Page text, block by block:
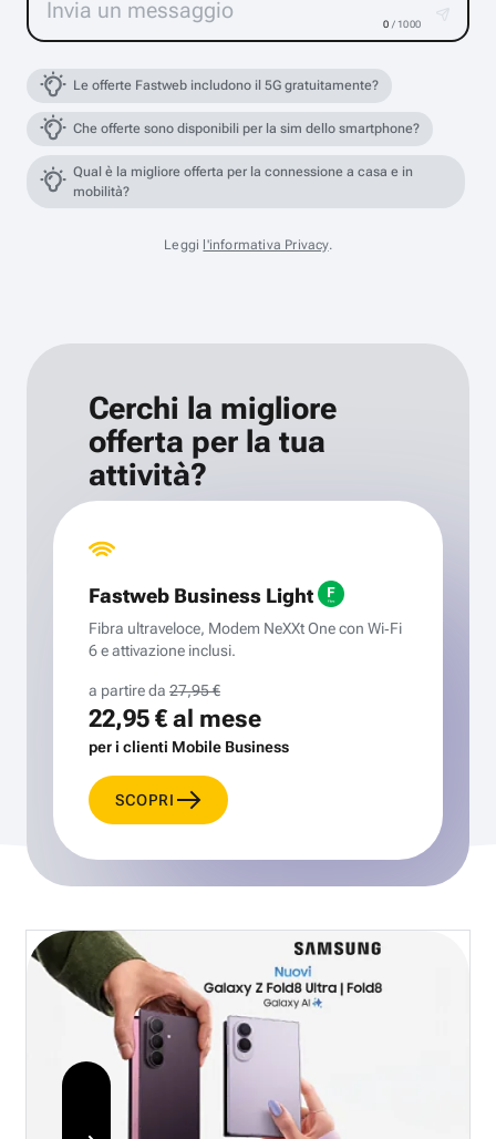
0 / 1000
Le offerte Fastweb includono il 5G gratuitamente?
Che offerte sono disponibili per la sim dello smartphone?
Qual è la migliore offerta per la connessione a casa e in
mobilità?
Leggi l'informativa Privacy.
Cerchi la migliore
offerta per la tua
attività?
Fastweb Business Light
Fibra ultraveloce, Modem NeXXt One con Wi‑Fi
6 e attivazione inclusi.
a partire da 27,95 €
22,95 €al mese
per i clienti Mobile Business
SCOPRI